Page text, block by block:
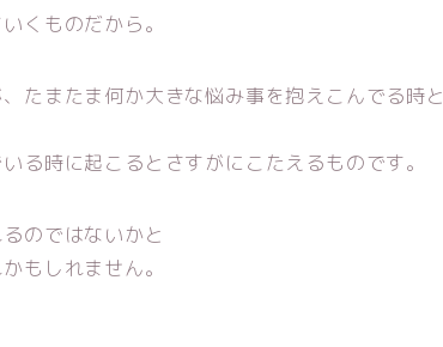
くものだから。
たまたま何か大きな悩み事を抱えこんでる時と
る時に起こるとさすがにこたえるものです。
のではないかと
もしれません。